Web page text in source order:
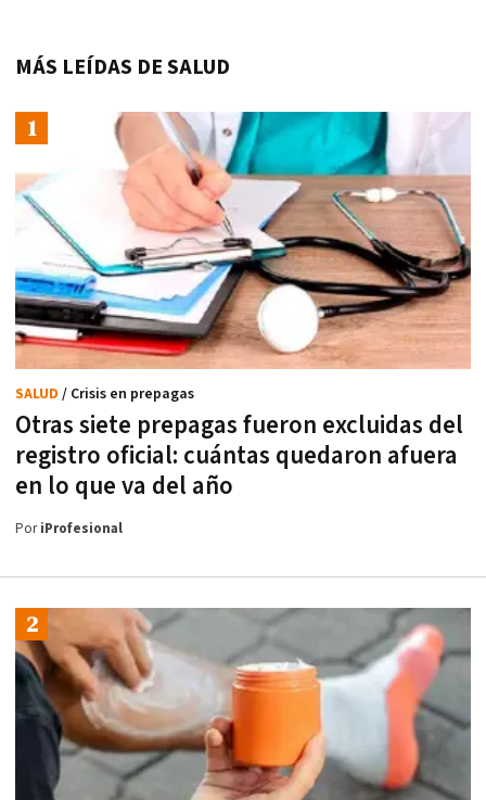
MÁS LEÍDAS DE SALUD
Otras siete prepagas fueron excluidas del
registro oficial: cuántas quedaron afuera
en lo que va del año
SALUD / Crisis en prepagas
PoriProfesional